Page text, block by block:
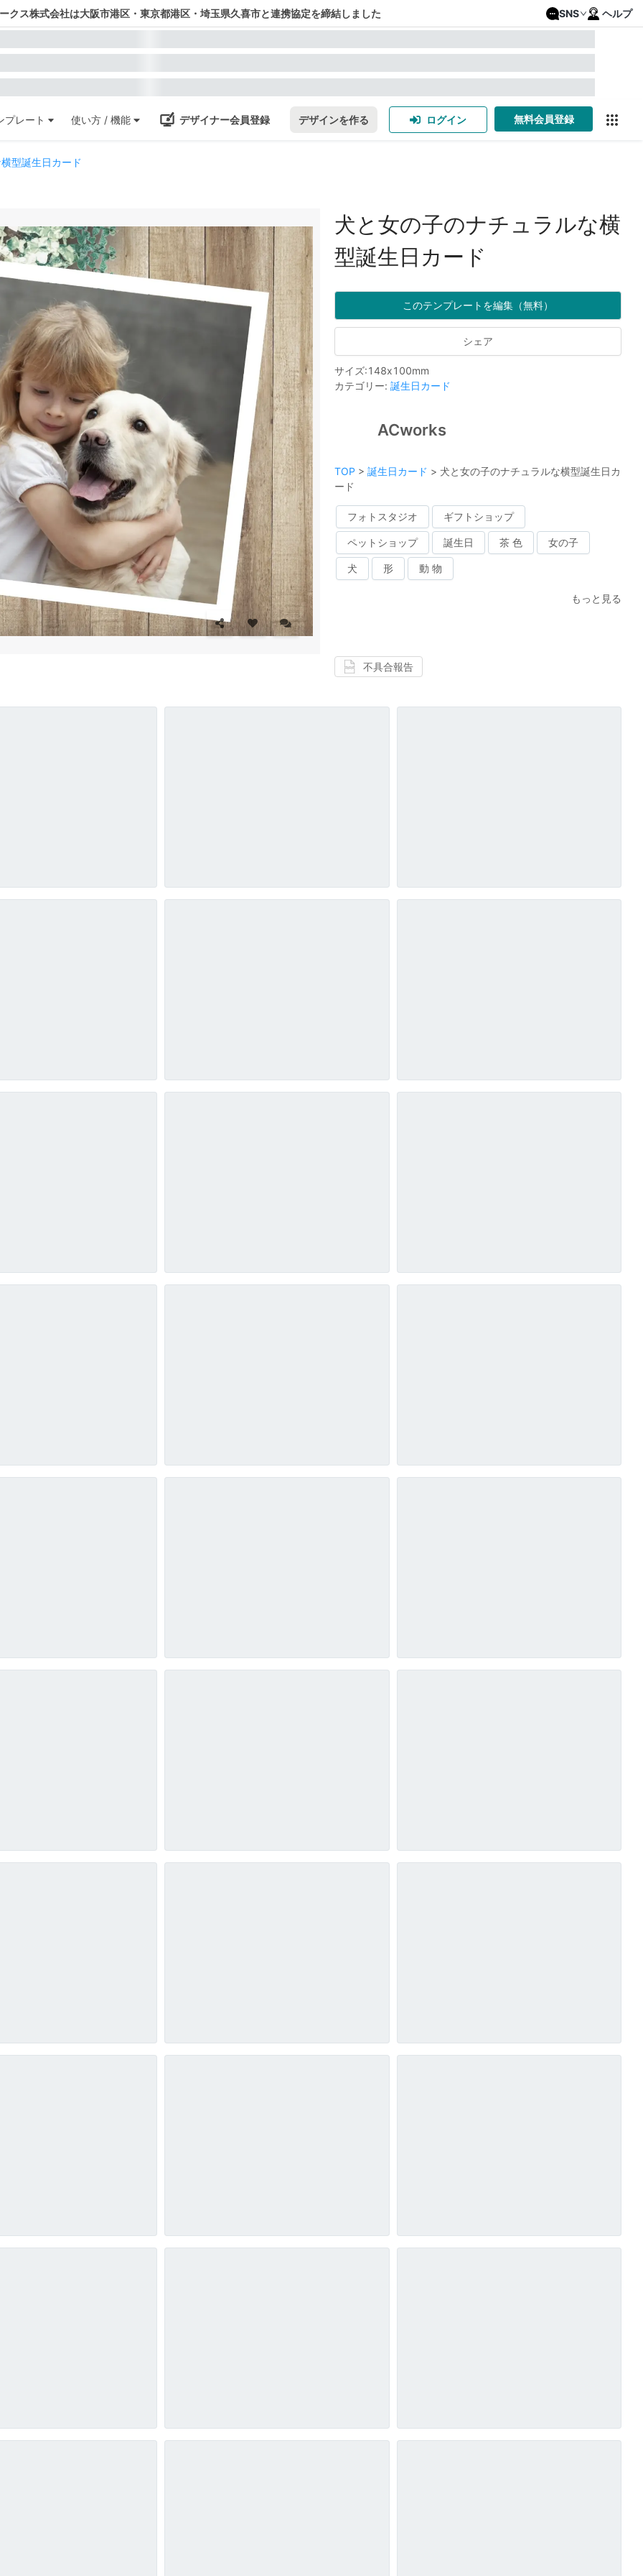
クス株式会社は大阪市港区・東京都港区・埼玉県久喜市と連携協定を締結しました SNS ヘルプ
プレート 使い方 / 機能 デザイナー会員登録 デザインを作る ログイン 無料会員登録
型誕生日カード
犬と女の子のナチュラルな横
型誕生日カード
このテンプレートを編集（無料）
シェア
サイズ:148x100mm
カテゴリー: 誕生日カード
ACworks
TOP > 誕生日カード > 犬と女の子のナチュラルな横型誕生日カ
ード
フォトスタジオ ギフトショップ
ペットショップ 誕生日 茶 色 女の子
犬 形 動 物
もっと見る
不具合報告